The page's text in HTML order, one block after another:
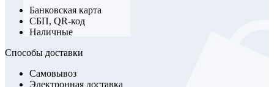
Банковская карта
СБП, QR-код
Наличные
Способы доставки
Самовывоз
Электронная доставка